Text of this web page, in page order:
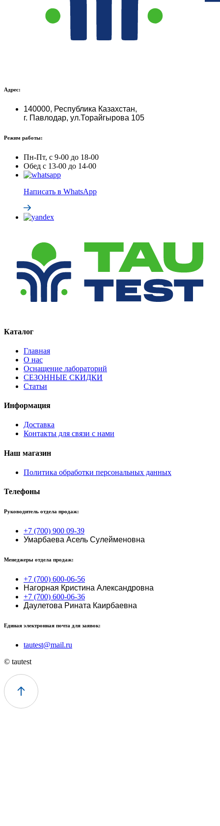
Адрес:
140000, Республика Казахстан,
г. Павлодар, ул.Торайгырова 105
Режим работы:
Пн-Пт, с 9-00 до 18-00
Обед с 13-00 до 14-00
Написать в WhatsApp
Каталог
Главная
О нас
Оснащение лабораторий
СЕЗОННЫЕ СКИДКИ
Статьи
Информация
Доставка
Контакты для связи с нами
Наш магазин
Политика обработки персональных данных
Телефоны
Руководитель отдела продаж:
+7 (700) 900 09-39
Умарбаева Асель Сулейменовна
Менеджеры отдела продаж:
+7 (700) 600-06-56
Нагорная Кристина Александровна
+7 (700) 600-06-36
Даулетова Рината Каирбаевна
Единая электронная почта для заявок:
tautest@mail.ru
© tautest